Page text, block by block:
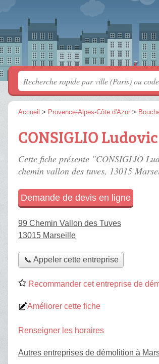
Accueil > Provence-Alpes-Côte d'Azur >
CONSIGLIO Ludovic
Cette fiche présente "CONSIGLIO
chemin vallon des tuves, 13015
Demande de devis en ligne
99 Chemin Vallon des Tuves
13015 Marseille
📞 Appeler cette entreprise
Recommander cet entreprise de
Améliorer cette fiche
Renseigner les horaires
Autres entreprises de démolition à